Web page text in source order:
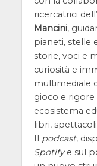
ricercatrici
Mancini,
pianeti, stelle
storie, voci e
curiosità e
multimediale
gioco e rigore
ecosistema
libri,
Il podcast,
Spotifye sul